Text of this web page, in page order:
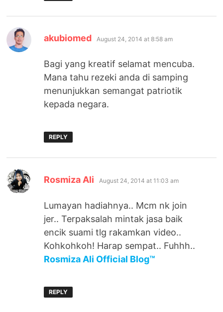
akubiomed says:
August 24, 2014 at 8:58 am
Bagi yang kreatif selamat mencuba.
Mana tahu rezeki anda di samping
menunjukkan semangat patriotik
kepada negara.
REPLY
Rosmiza Ali says:
August 24, 2014 at 11:03 am
Lumayan hadiahnya.. Mcm nk join
jer.. Terpaksalah mintak jasa baik
encik suami tlg rakamkan video..
Kohkohkoh! Harap sempat.. Fuhhh..
Rosmiza Ali Official Blog™
REPLY